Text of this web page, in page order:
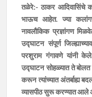
तळेरे:- ठाकर आदिवासिंचे
भाऊच आहेत. ज्या
नावलौकिक प्रज्ञांगण
उद्घाटन संपूर्ण
परशुराम गंगावणे यांनी
उद्घाटन सोहळ्यात ते बोलत
करून त्यांच्यात अंतर्बाह्य
व्यासपीठ सुरू करण्यात आले